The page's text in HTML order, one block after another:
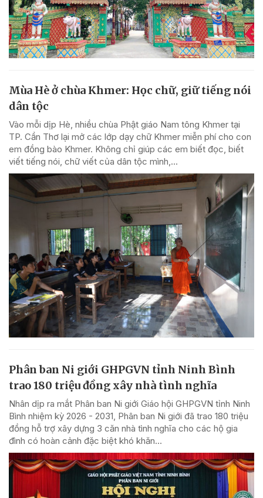
Mùa Hè ở chùa Khmer: Học chữ, giữ tiếng nói
dân tộc
Vào mỗi dịp Hè, nhiều chùa Phật giáo Nam tông Khmer tại
TP. Cần Thơ lại mở các lớp dạy chữ Khmer miễn phí cho con
em đồng bào Khmer. Không chỉ giúp các em biết đọc, biết
viết tiếng nói, chữ viết của dân tộc mình,...
Phân ban Ni giới GHPGVN tỉnh Ninh Bình
trao 180 triệu đồng xây nhà tình nghĩa
Nhân dịp ra mắt Phân ban Ni giới Giáo hội GHPGVN tỉnh Ninh
Bình nhiệm kỳ 2026 - 2031, Phân ban Ni giới đã trao 180 triệu
đồng hỗ trợ xây dựng 3 căn nhà tình nghĩa cho các hộ gia
đình có hoàn cảnh đặc biệt khó khăn...